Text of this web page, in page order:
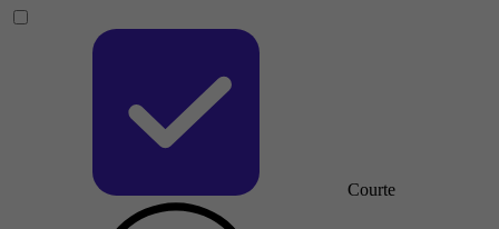
Courte